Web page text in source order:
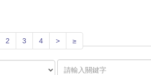
2 3 4 > ≥